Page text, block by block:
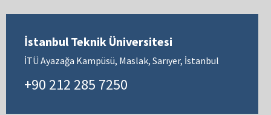
İstanbul Teknik Üniversitesi
İTÜ Ayazağa Kampüsü, Maslak, Sarıyer, İstanbul
+90 212 285 7250